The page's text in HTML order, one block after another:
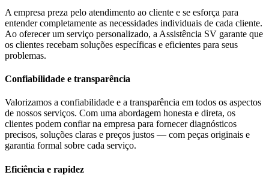
A empresa preza pelo atendimento ao cliente e se esforça para
entender completamente as necessidades individuais de cada cliente.
Ao oferecer um serviço personalizado, a Assistência SV garante que
os clientes recebam soluções específicas e eficientes para seus
problemas.
Confiabilidade e transparência
Valorizamos a confiabilidade e a transparência em todos os aspectos
de nossos serviços. Com uma abordagem honesta e direta, os
clientes podem confiar na empresa para fornecer diagnósticos
precisos, soluções claras e preços justos — com peças originais e
garantia formal sobre cada serviço.
Eficiência e rapidez